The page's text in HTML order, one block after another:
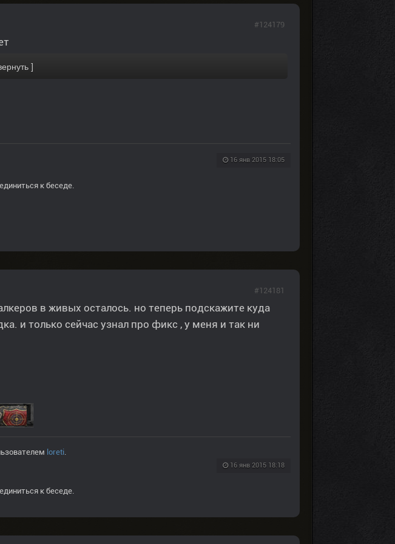
16 янв 2015 18:05
#124179
к беседе.
в живых осталось. но теперь подскажите куда
и только сейчас узнал про фикс , у меня и так ни
loreti
16 янв 2015 18:18
#124181
к беседе.